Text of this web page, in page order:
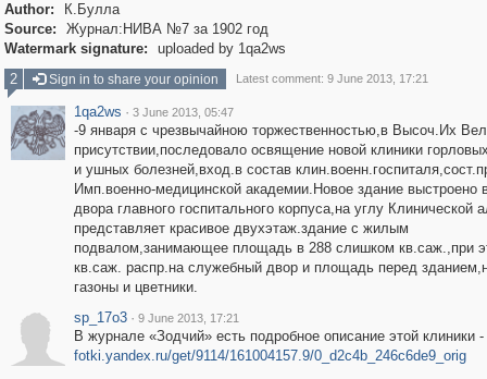
Author:
К.Булла
Source:
Журнал:НИВА №7 за 1902 год
Watermark signature:
uploaded by 1qa2ws
2
Sign in to share your opinion Latest comment: 9 June 2013, 17:21
1qa2ws · 3 June 2013, 05:47
-9 января с чрезвычайною торжественностью,в Высоч.Их
присутствии,последовало освящение новой клиники
и ушных болезней,вход.в состав
Имп.военно-медицинской академии.Новое здание выстроено
двора главного госпитального корпуса,на углу Клинической
представляет красивое двухэтаж.здание с жилым
подвалом,занимающее площадь в 288 слишком кв.саж.,при
кв.саж. распр.на служебный двор и площадь перед
газоны и цветники.
sp_17o3 · 9 June 2013, 17:21
В журнале «Зодчий» есть подробное описание этой клиники -
fotki.yandex.ru/get/9114/161004157.9/0_d2c4b_246c6de9_orig